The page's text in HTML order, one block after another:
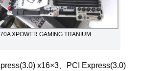
XPOWER GAMING TITANIUM
x16×3、PCI Express(3.0)